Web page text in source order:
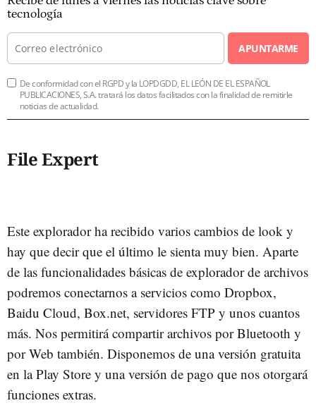
tecnología
APUNTARME
De conformidad con el RGPD y la LOPDGDD, EL LEÓN DE EL ESPAÑOL
PUBLICACIONES, S.A. tratará los datos facilitados con la finalidad de remitirle
noticias de actualidad.
File Expert
Este explorador ha recibido varios cambios de look y
hay que decir que el último le sienta muy bien. Aparte
de las funcionalidades básicas de explorador de archivos
podremos conectarnos a servicios como Dropbox,
Baidu Cloud, Box.net, servidores FTP y unos cuantos
más. Nos permitirá compartir archivos por Bluetooth y
por Web también. Disponemos de una versión gratuita
en la Play Store y una versión de pago que nos otorgará
funciones extras.